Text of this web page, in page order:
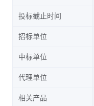
投标截止时间
招标单位
中标单位
代理单位
相关产品